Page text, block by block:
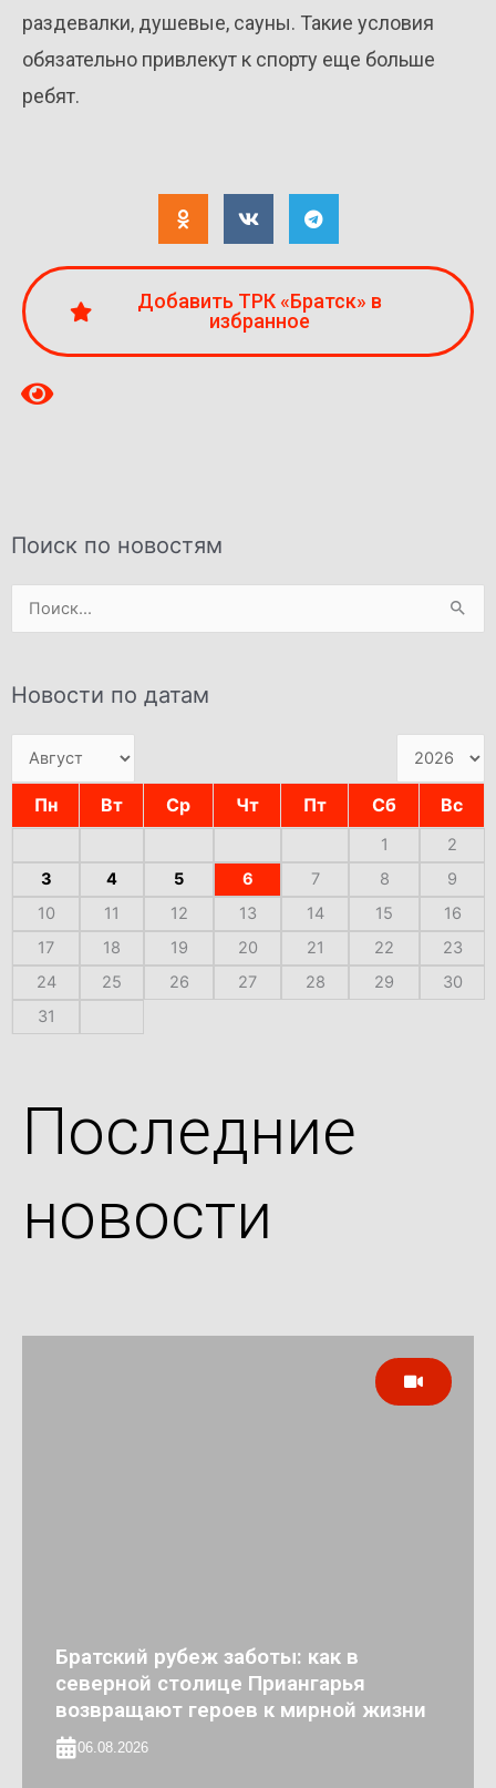
раздевалки, душевые, сауны. Такие условия
обязательно привлекут к спорту еще больше
ребят.
Добавить ТРК «Братск» в
избранное
Поиск по новостям
Поиск:
Новости по датам
Пн Вт Ср Чт Пт Сб Вс
1
2
3
4 5 6 7 8
9
10
11 12 13 14 15
16
17
18 19 20 21 22
23
24
25 26 27 28 29
30
31
Последние
новости
Братский рубеж заботы: как в
северной столице Приангарья
возвращают героев к мирной жизни
06.08.2026